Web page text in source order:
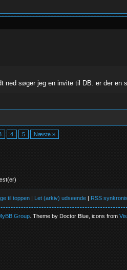
ned søger jeg en invite til DB. er der en
4 5 Næste »
til toppen | Let (arkiv) udseende | RSS
Group . Theme by Doctor Blue, icons from